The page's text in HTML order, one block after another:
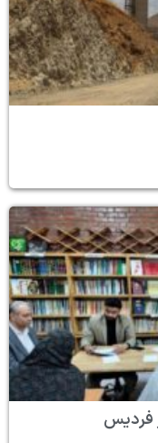
فردیس